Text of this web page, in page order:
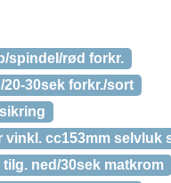
spindel/rød forkr.
30sek forkr./sort
vinkl. cc153mm selvluk
ned/30sek matkrom